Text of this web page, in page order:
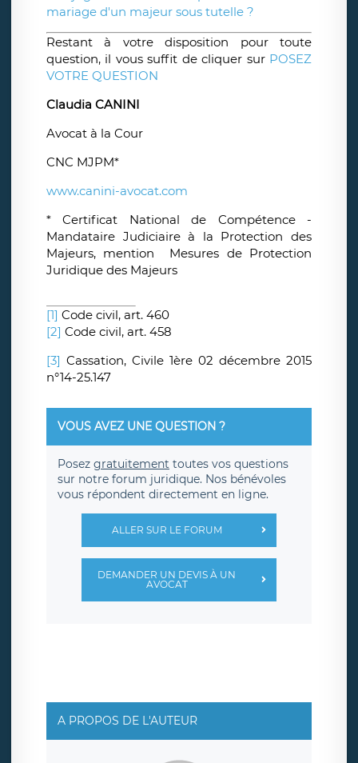
mariage d'un majeur sous tutelle ?
Restant à votre disposition pour toute
question, il vous suffit de cliquer sur POSEZ
VOTRE QUESTION
Claudia CANINI
Avocat à la Cour
CNC MJPM*
www.canini-avocat.com
* Certificat National de Compétence -
Mandataire Judiciaire à la Protection des
Majeurs, mention Mesures de Protection
Juridique des Majeurs
[1] Code civil, art. 460
[2] Code civil, art. 458
[3] Cassation, Civile 1ère 02 décembre 2015
n°14-25.147
VOUS AVEZ UNE QUESTION ?
Posez gratuitement toutes vos questions
sur notre forum juridique. Nos bénévoles
vous répondent directement en ligne.
ALLER SUR LE FORUM
DEMANDER UN DEVIS À UN
AVOCAT
A PROPOS DE L'AUTEUR